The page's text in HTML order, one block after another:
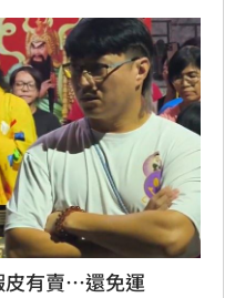
皮有賣…還免運